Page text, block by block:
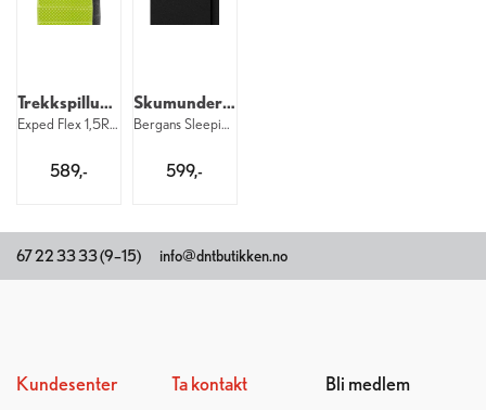
Trekkspillunderlag M
Exped Flex 1,5R M
589,-
Skumunderlag M
Bergans Sleeping Mat Extreme R 2 Black
599,-
67 22 33 33 (9–15) info@dntbutikken.no
Kundesenter
Ta kontakt Bli medlem